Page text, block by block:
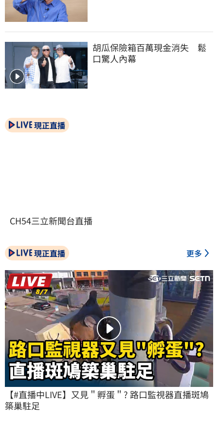
胡瓜保險箱百萬現金消失　鬆
口驚人內幕
現正直播
CH54三立新聞台直播
現正直播 更多
【#直播中LIVE】又見＂孵蛋＂? 路口監視器直播斑鳩
築巢駐足